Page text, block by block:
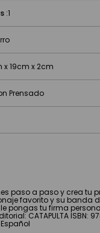
:1
x 19cm x 2cm
Prensado
paso a paso y crea tu
favorito y su banda
pongas tu firma personal!
CATAPULTA ISBN: